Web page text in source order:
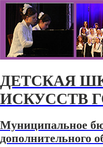
ДЕТСКАЯ
ИСКУССТВ
Муниципальное
дополнительного